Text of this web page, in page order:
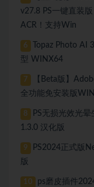
v27.8 PS一键直装
ACR！支持Win
6
Topaz Photo AI
型 WINX64
7
【Beta版】
全功能免安装版
8
PS无损光效光
1.3.0 汉化版
9
PS2024正式版
版
10
ps磨皮插件